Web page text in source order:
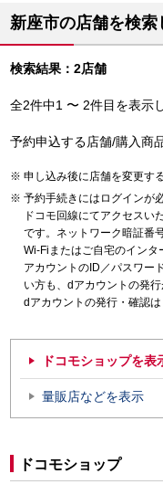
新座市の店舗を検
検索結果：2店舗
全2件中1 〜 2件目を表示
予約申込する店舗/購入商
申し込み後に店舗を変更す
予約手続きにはログインが
ドコモ回線にてアクセスい
です。ネットワーク暗証番
Wi-Fiまたはご自宅のインタ
アカウントのID／パスワー
い方も、dアカウントの発行
dアカウントの発行・確認は
ドコモショップを表
量販店などを表示
ドコモショップ